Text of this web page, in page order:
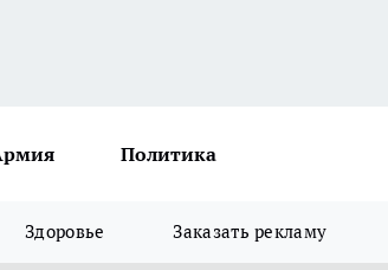
Политика
Здоровье Заказать рекламу